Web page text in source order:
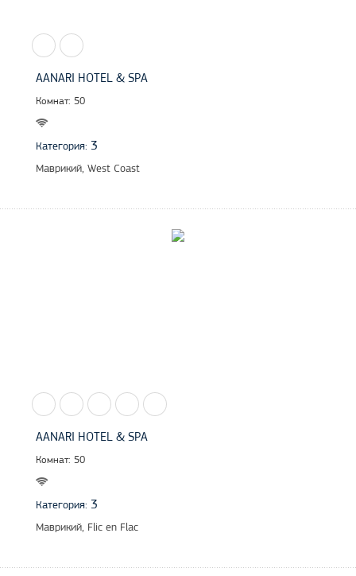
AANARI HOTEL & SPA
Комнат: 50
Категория: 3
Маврикий, West Coast
AANARI HOTEL & SPA
Комнат: 50
Категория: 3
Маврикий, Flic en Flac